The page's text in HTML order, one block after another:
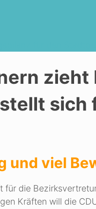
sich
und viel
für die
Kräften will die